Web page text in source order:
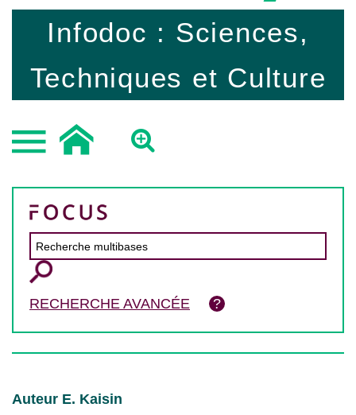
Infodoc : Sciences,
Techniques et Culture
RECHERCHE AVANCÉE
Auteur E. Kaisin